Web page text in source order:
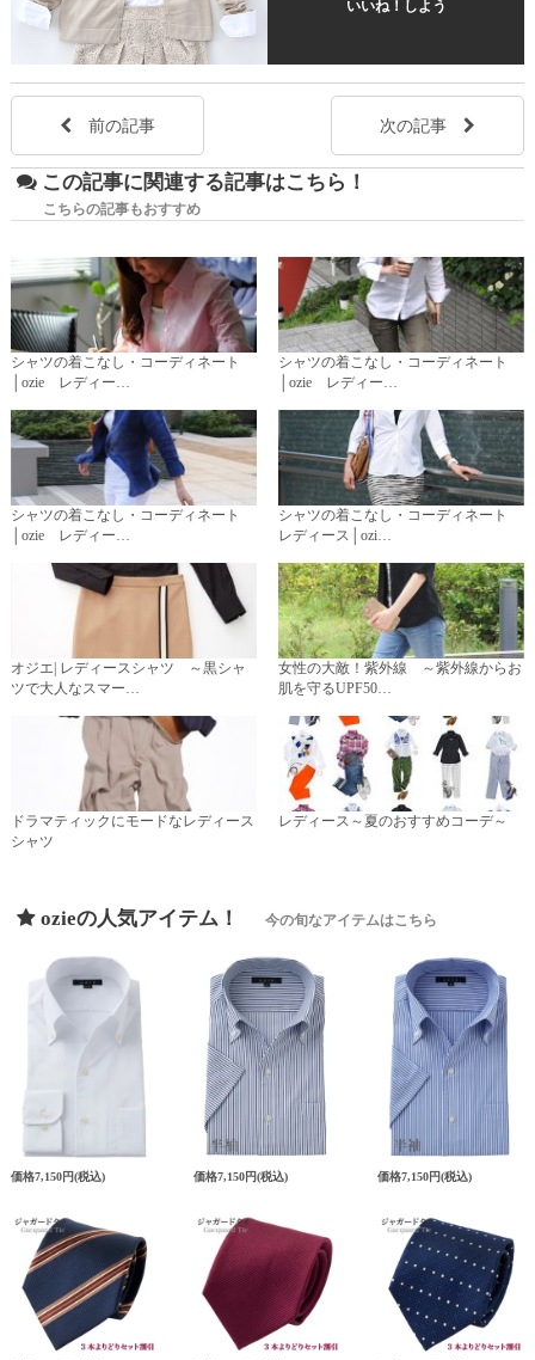
いいね！しよう
前の記事 次の記事
この記事に関連する記事はこちら！
こちらの記事もおすすめ
シャツの着こなし・コーディネート
│ozie レディー…
シャツの着こなし・コーディネート
│ozie レディー…
シャツの着こなし・コーディネート
│ozie レディー…
シャツの着こなし・コーディネート
レディース│ozi…
オジエ| レディースシャツ ～黒シャ
ツで大人なスマー…
女性の大敵！紫外線 ～紫外線からお
肌を守るUPF50…
ドラマティックにモードなレディース
シャツ
レディース～夏のおすすめコーデ～
ozieの人気アイテム！ 今の旬なアイテムはこちら
価格7,150円(税込) 価格7,150円(税込) 価格7,150円(税込)